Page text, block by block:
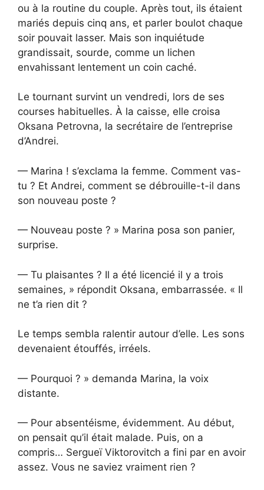
ou à la routine du couple. Après tout, ils étaient
mariés depuis cinq ans, et parler boulot chaque
soir pouvait lasser. Mais son inquiétude
grandissait, sourde, comme un lichen
envahissant lentement un coin caché.
Le tournant survint un vendredi, lors de ses
courses habituelles. À la caisse, elle croisa
Oksana Petrovna, la secrétaire de l’entreprise
d’Andrei.
— Marina ! s’exclama la femme. Comment vas-
tu ? Et Andrei, comment se débrouille-t-il dans
son nouveau poste ?
— Nouveau poste ? » Marina posa son panier,
surprise.
— Tu plaisantes ? Il a été licencié il y a trois
semaines, » répondit Oksana, embarrassée. « Il
ne t’a rien dit ?
Le temps sembla ralentir autour d’elle. Les sons
devenaient étouffés, irréels.
— Pourquoi ? » demanda Marina, la voix
distante.
— Pour absentéisme, évidemment. Au début,
on pensait qu’il était malade. Puis, on a
compris… Sergueï Viktorovitch a fini par en avoir
assez. Vous ne saviez vraiment rien ?